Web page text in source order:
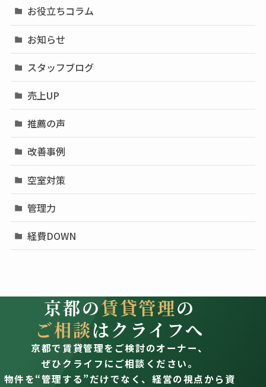
お役立ちコラム
お知らせ
スタッフブログ
売上UP
推薦の声
改善事例
空室対策
管理力
経費DOWN
京都の賃貸管理の
ご相談はクライフへ
京都で賃貸管理をご検討のオーナー、
ぜひクライフにご相談ください。
物件を“管理する”だけでなく、経営の視点から資